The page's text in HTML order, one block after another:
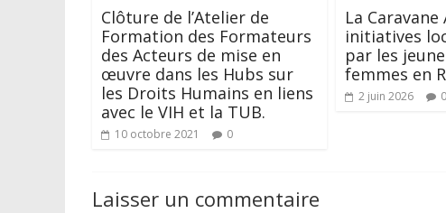
Clôture de l’Atelier de
Formation des Formateurs
des Acteurs de mise en
œuvre dans les Hubs sur
les Droits Humains en liens
avec le VIH et la TUB.
10 octobre 2021 0
La Caravane
initiatives
par les
femmes en
2 juin 2026 0
Laisser un commentaire